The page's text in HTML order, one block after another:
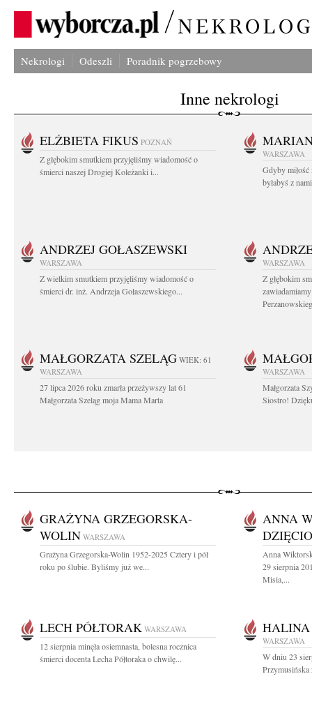
Nekrologi Odeszli Poradnik pogrzebowy
Inne nekrologi
ELŻBIETA FIKUS POZNAŃ
Z głębokim smutkiem przyjęliśmy wiadomość o
śmierci naszej Drogiej Koleżanki i...
WARSZAWA
Gdyby miłość
byłabyś z
ANDRZEJ GOŁASZEWSKI
WARSZAWA
Z wielkim smutkiem przyjęliśmy wiadomość o
śmierci dr. inż. Andrzeja Gołaszewskiego...
WARSZAWA
Z głębokim
MAŁGORZATA SZELĄG WIEK: 61
WARSZAWA
27 lipca 2026 roku zmarła przeżywszy lat 61
Małgorzata Szeląg moja Mama Marta
WARSZAWA
Małgorzata
Siostro!
GRAŻYNA GRZEGORSKA-
WOLIN WARSZAWA
Grażyna Grzegorska-Wolin 1952-2025 Cztery i pół
roku po ślubie. Byliśmy już we...
ANNA
Anna
29 sierpnia
Misia,...
LECH PÓŁTORAK WARSZAWA
12 sierpnia minęła osiemnasta, bolesna rocznica
śmierci docenta Lecha Półtoraka o chwilę...
HALINA
WARSZAWA
W dniu 23
Przymusińska